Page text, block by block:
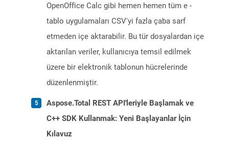
OpenOffice Calc gibi hemen hemen tüm e -
tablo uygulamaları CSV'yi fazla çaba sarf
etmeden içe aktarabilir. Bu tür dosyalardan içe
aktarılan veriler, kullanıcıya temsil edilmek
üzere bir elektronik tablonun hücrelerinde
düzenlenmiştir.
Aspose.Total REST API'leriyle Başlamak ve
C++ SDK Kullanmak: Yeni Başlayanlar İçin
Kılavuz